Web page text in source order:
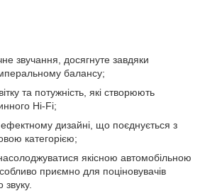
звучання, досягнуте завдяки
балансу;
та потужність, які створюють
Hi-Fi;
дизайні, що поєднується з
категорією;
якісною автомобільною
приємно для поціновувачів
звуку.